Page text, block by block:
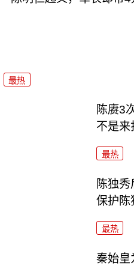
最热
陈赓3
不是来
最热
陈独
保护陈
最热
秦始皇